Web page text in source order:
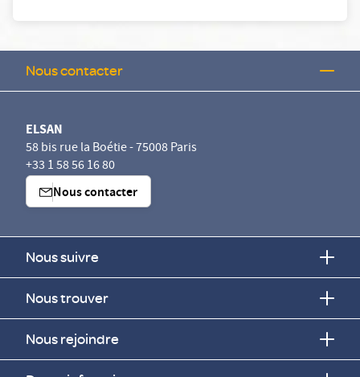
Nous contacter
ELSAN
58 bis rue la Boétie - 75008 Paris
+33 1 58 56 16 80
Nous contacter
Nous suivre
Nous trouver
Nous rejoindre